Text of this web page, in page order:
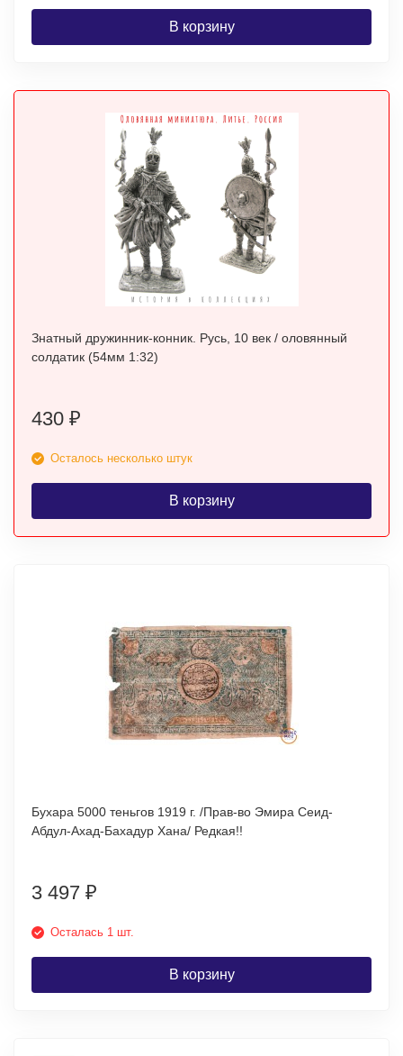
В корзину
Знатный дружинник-конник. Русь, 10 век / оловянный
солдатик (54мм 1:32)
430 ₽
Осталось несколько штук
В корзину
Бухара 5000 теньгов 1919 г. /Прав-во Эмира Сеид-
Абдул-Ахад-Бахадур Хана/ Редкая!!
3 497 ₽
Осталась 1 шт.
В корзину